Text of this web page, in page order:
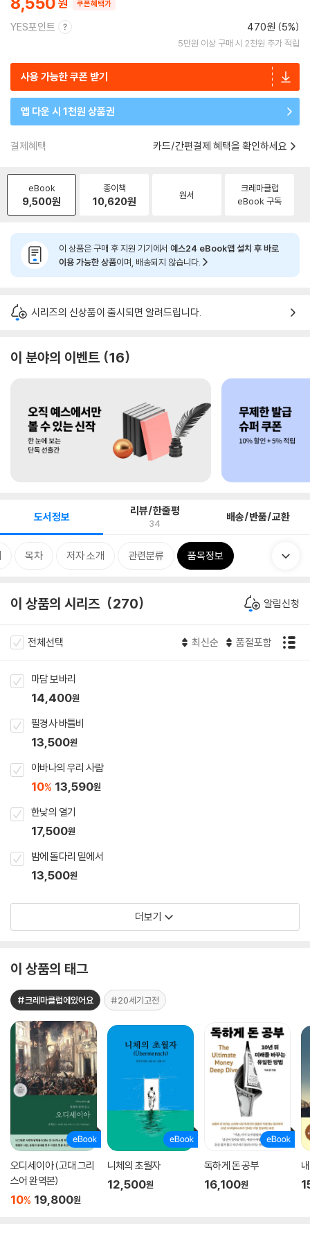
쿠폰혜택가
YES포인트 470원 (5%)
5만원 이상 구매 시 2천원 추가 적립
사용 가능한 쿠폰 받기
앱 다운 시 1천원 상품권
결제혜택 카드/간편결제 혜택을 확인하세요
eBook
9,500원
종이책
10,620원 원서
크레마클럽
eBook 구독
이 상품은 구매 후 지원 기기에서 예스24 eBook앱 설치 후 바로
이용 가능한 상품이며, 배송되지 않습니다.
시리즈의 신상품이 출시되면 알려드립니다.
이 분야의 이벤트 16
도서정보 리뷰/한줄평
34 배송/반품/교환
목차 저자 소개 관련분류 품목정보
이 상품의 시리즈 270 알림신청
전체선택 최신순 품절포함
마담 보바리
14,400원
필경사 바틀비
13,500원
아바나의 우리 사람
10% 13,590원
한낮의 열기
17,500원
밤에 돌다리 밑에서
13,500원
더보기
이 상품의 태그
#크레마클럽에있어요 #20세기고전
오디세이아 (고대 그리
스어 완역본)
10% 19,800원
니체의 초월자
12,500원
독하게 돈 공부
16,100원